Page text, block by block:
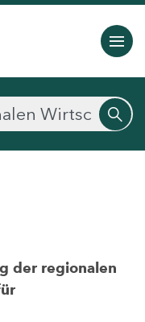
der regionalen